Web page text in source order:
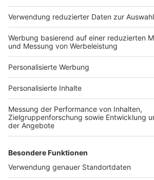
Hausanbieter-Suche
Bauprojekt-Profil
Für Unternehmen
Ihre Baufirma auf bauen.de
Kostenloses Infogespräch